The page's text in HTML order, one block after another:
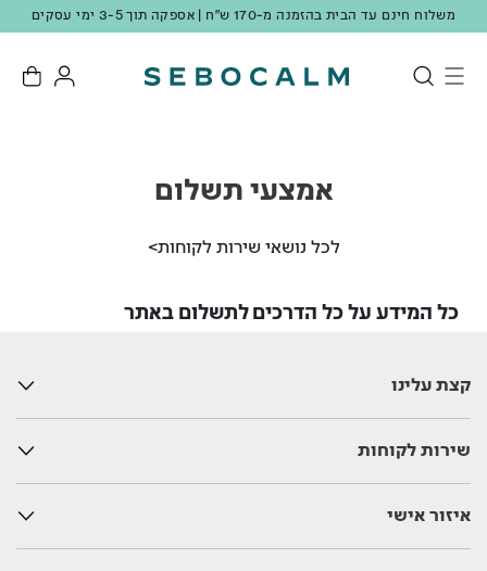
משלוח חינם עד הבית בהזמנה מ-170 ש"ח | אספקה תוך 3-5 ימי עסקים
אמצעי תשלום
לכל נושאי שירות לקוחות>
כל המידע על כל הדרכים לתשלום באתר
קצת עלינו
שירות לקוחות
איזור אישי